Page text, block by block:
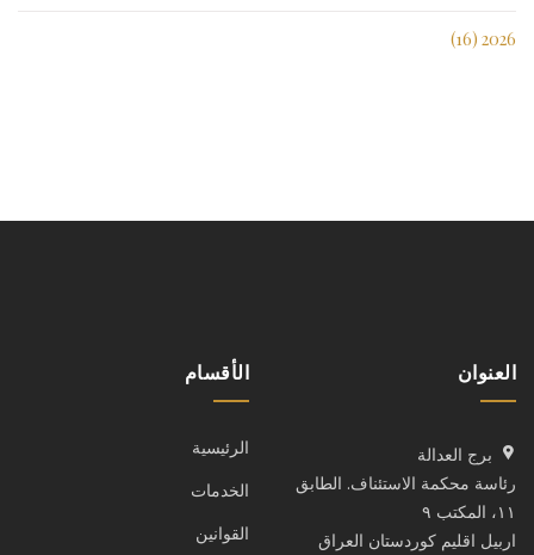
2026 (16)
العنوان
برج العدالة
رئاسة محكمة الاستئناف. الطابق
١١، المكتب ٩
اربيل اقليم كوردستان العراق
الأقسام
الرئيسية
الخدمات
القوانين